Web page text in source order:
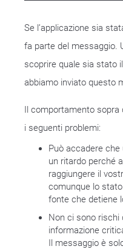
Se l’applicazione sia
fa parte del messaggio.
scoprire quale sia stato
abbiamo inviato questo
Il comportamento sopra
i seguenti problemi:
Può accadere
un ritardo perché
raggiungere il
comunque lo stato
fonte che detiene
Non ci sono rischi
informazione
Il messaggio è